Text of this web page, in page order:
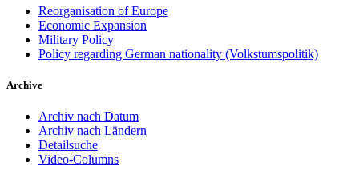
Reorganisation of Europe
Economic Expansion
Military Policy
Policy regarding German nationality (Volkstumspolitik)
Archive
Archiv nach Datum
Archiv nach Ländern
Detailsuche
Video-Columns